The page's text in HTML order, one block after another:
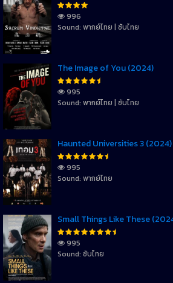
996
Sound: พากย์ไทย | ซับไทย
The Image of You (2024)
995
Sound: พากย์ไทย | ซับไทย
Haunted Universities 3 (2024)
995
Sound: พากย์ไทย
Small Things Like These
995
Sound: ซับไทย